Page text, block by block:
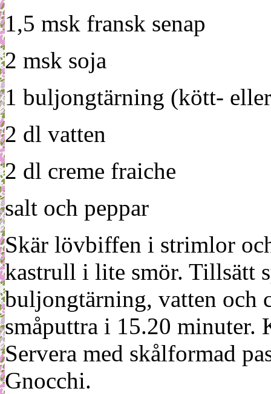
1,5 msk fransk senap
2 msk soja
1 buljongtärning (kött-
2 dl vatten
2 dl creme fraiche
salt och peppar
Skär lövbiffen i strimlor
kastrull i lite smör. Tillsätt
buljongtärning, vatten och
småputtra i 15.20 minuter.
Servera med skålformad
Gnocchi.